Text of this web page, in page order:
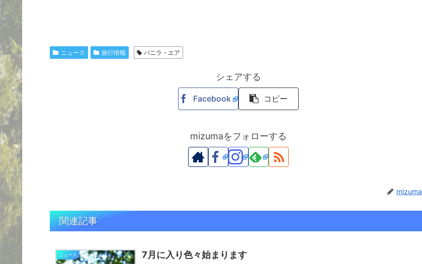
ニュース 旅行情報 バニラ・エア
シェアする
Facebook コピー
mizumaをフォローする
mizuma
関連記事
ニュース 7月に入り色々始まります